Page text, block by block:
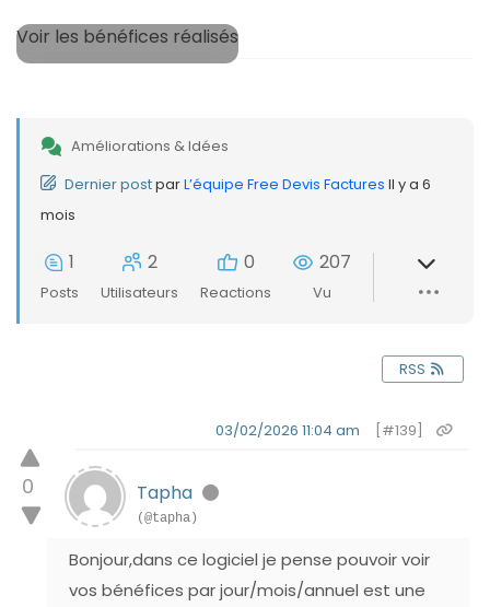
Voir les bénéfices réalisés
Améliorations & Idées
Dernier postparL’équipe Free Devis Factures Il y a 6
mois
1
Posts
2
Utilisateurs
0
Reactions
207
Vu
RSS
0
[#139]
03/02/2026 11:04 am
Tapha
(@tapha)
Bonjour,dans ce logiciel je pense pouvoir voir
vos bénéfices par jour/mois/annuel est une